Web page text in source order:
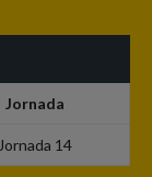
Jornada
Jornada 14